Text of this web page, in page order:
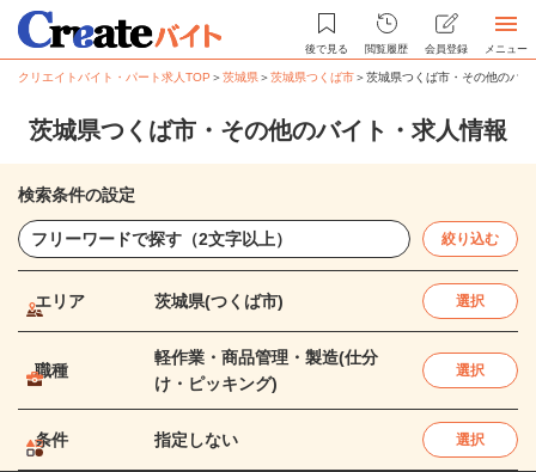
後で見る 閲覧履歴 会員登録 メニュー
クリエイトバイト・パート求人TOP ＞茨城県＞茨城県つくば市＞茨城県つくば市・その他のバ
茨城県つくば市・その他のバイト・求人情報
検索条件の設定
絞り込む
エリア 茨城県(つくば市) 選択
職種
軽作業・商品管理・製造(仕分
け・ピッキング)
選択
条件 指定しない 選択